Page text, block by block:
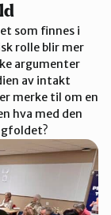
som finnes i
rolle blir mer
argumenter
av intakt
merke til om en
hva med den